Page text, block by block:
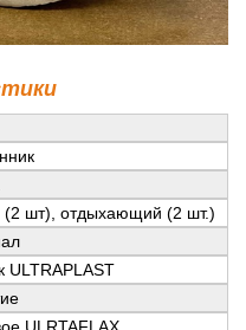
(2 шт), отдыхающий (2 шт.)
ULTRAPLAST